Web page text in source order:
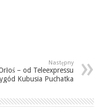
Następny
– od Teleexpressu
Kubusia Puchatka